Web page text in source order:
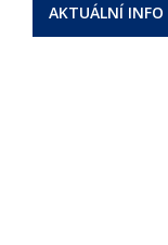
AKTUÁLNÍ INFO